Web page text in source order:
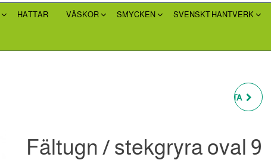
HATTAR VÄSKOR SMYCKEN SVENSKT HANTVERK
FÄLTUGN / STEKGRYTA
Fältugn / stekgryra oval 9